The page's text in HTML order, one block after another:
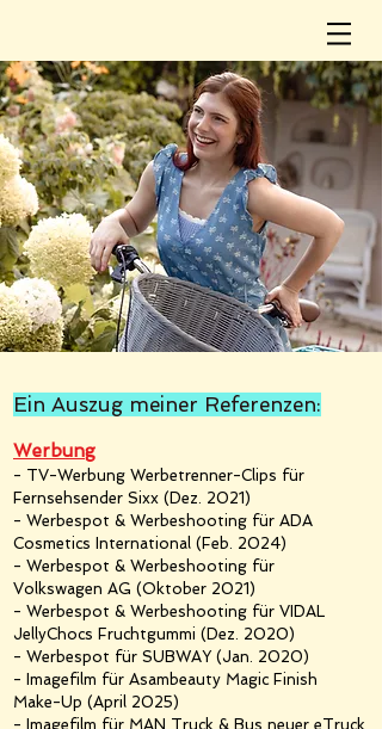
Ein Auszug meiner Referenzen:
Werbung
- TV-Werbung Werbetrenner-Clips für
Fernsehsender Sixx (Dez. 2021)
- Werbespot & Werbeshooting für ADA
Cosmetics International (Feb. 2024)
- Werbespot & Werbeshooting für
Volkswagen AG (Oktober 2021)
- Werbespot & Werbeshooting für VIDAL
JellyChocs Fruchtgummi (Dez. 2020)
- Werbespot für SUBWAY (Jan. 2020)
- Imagefilm für Asambeauty Magic Finish
Make-Up (April 2025)
- Imagefilm für MAN Truck & Bus neuer eTruck